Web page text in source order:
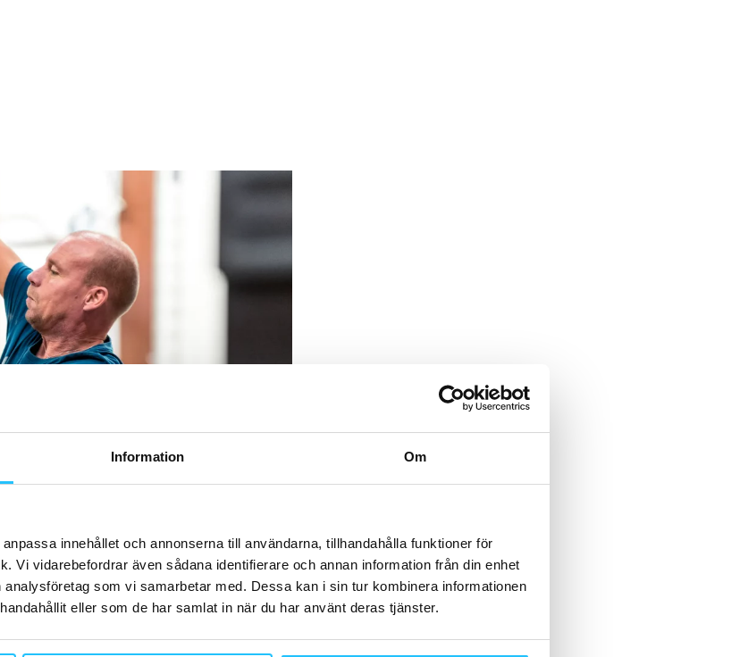
Information Om
innehållet och annonserna till användarna, tillhandahålla funktioner för
Vi vidarebefordrar även sådana identifierare och annan information från din enhet
som vi samarbetar med. Dessa kan i sin tur kombinera informationen
eller som de har samlat in när du har använt deras tjänster.